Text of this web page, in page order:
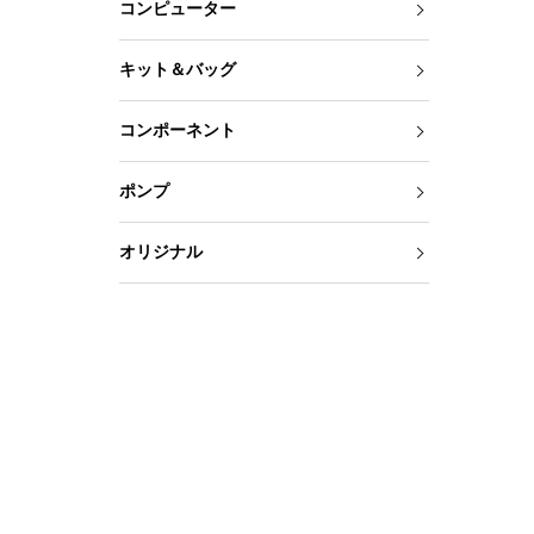
コンピューター
キット＆バッグ
コンポーネント
ポンプ
オリジナル